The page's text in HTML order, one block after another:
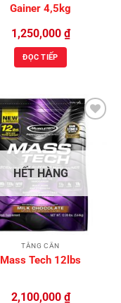
Gainer 4,5kg
1,250,000 ₫
ĐỌC TIẾP
Add to
Wishlist
HẾT HÀNG
TĂNG CÂN
Mass Tech 12lbs
2,100,000 ₫